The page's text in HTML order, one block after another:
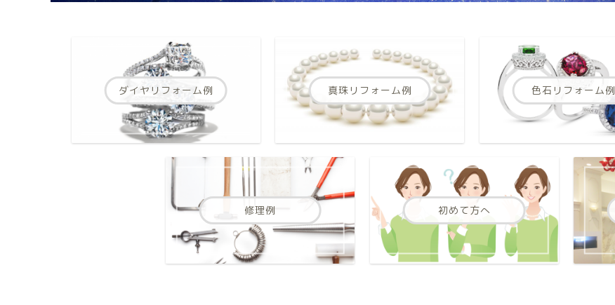
ダイヤリフォーム例 真珠リフォーム例 色石リフォーム例
修理例 初めて方へ